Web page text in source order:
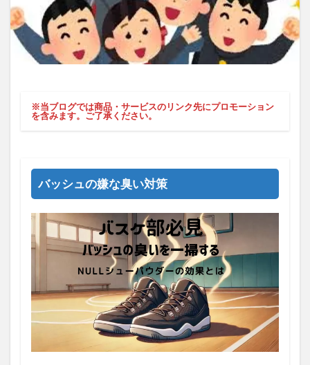
※当ブログでは商品・サービスのリンク先にプロモーション
を含みます。ご了承ください。
バッシュの嫌な臭い対策